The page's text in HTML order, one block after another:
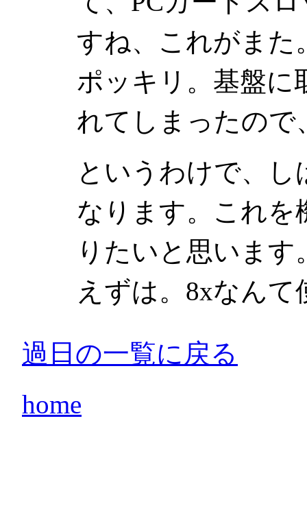
すね、これがまた
ポッキリ。基盤に
れてしまったので
というわけで、
なります。これを
りたいと思います
えずは。8xなん
過日の一覧に戻る
home